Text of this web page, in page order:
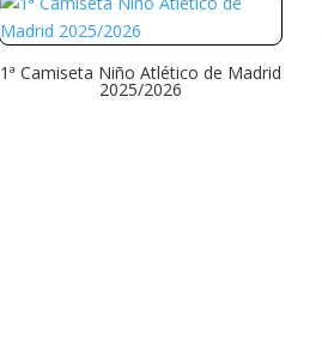
1ª Camiseta Niño Atlético de Madrid
2025/2026